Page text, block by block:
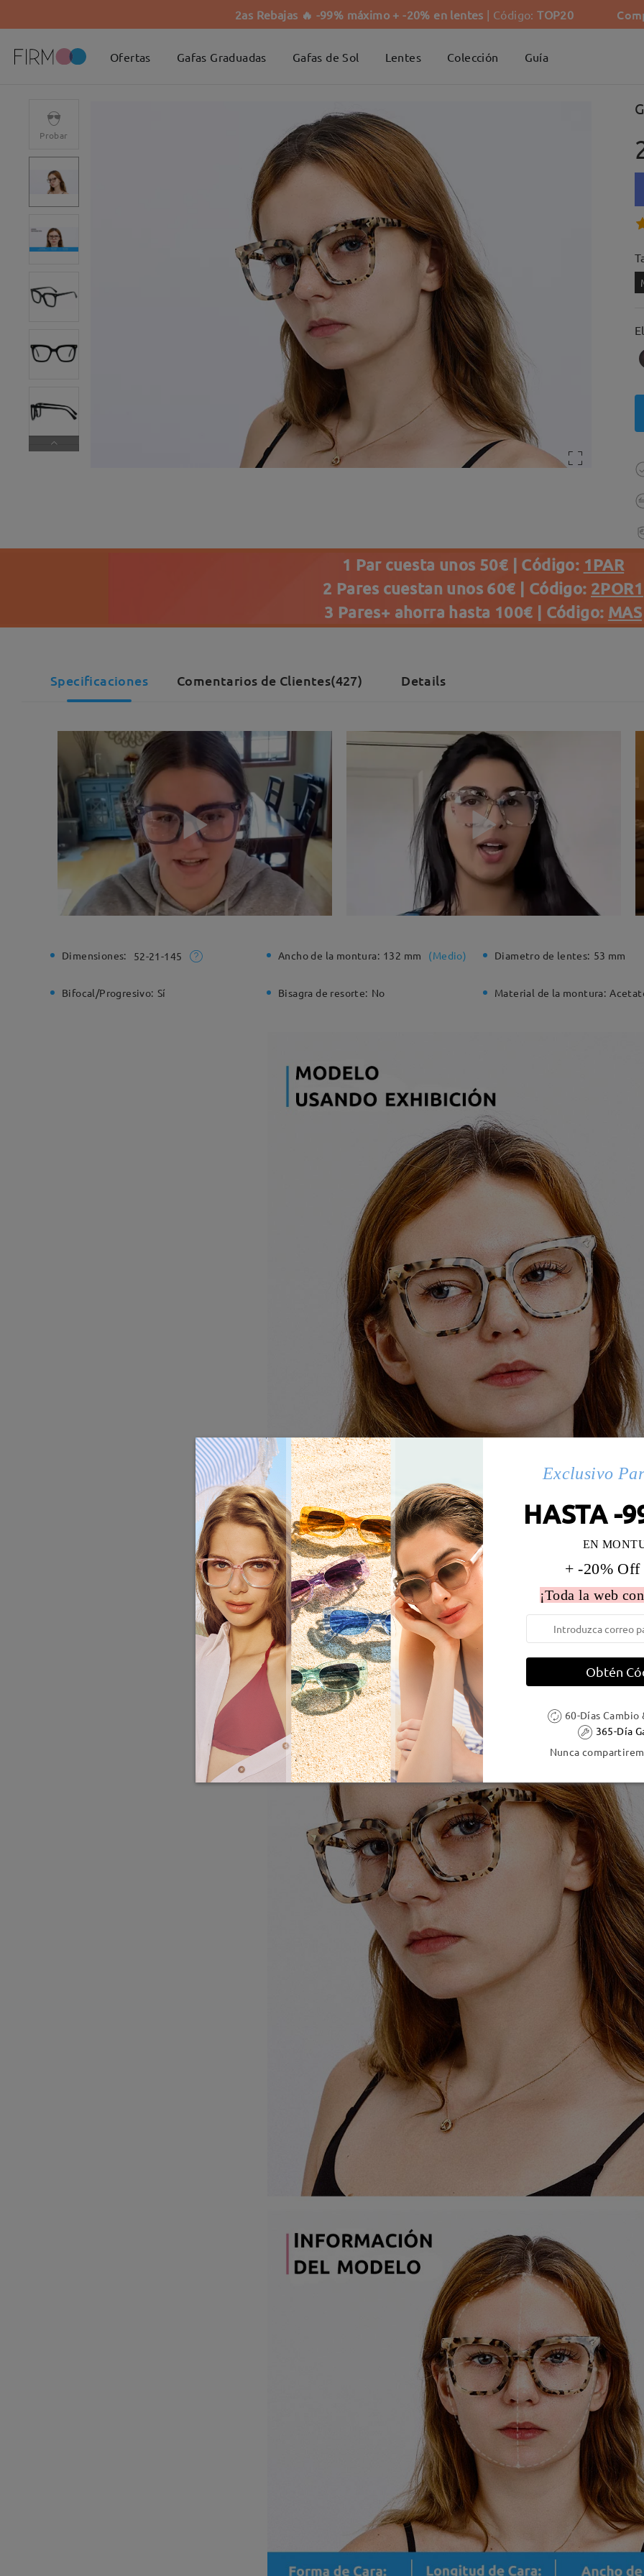
2as Rebajas 🔥 -99% máximo + -20% en lentes | Código:TOP20
Ofertas Gafas Graduadas Gafas de Sol Lentes Colección Guía
Probar
1 Par cuesta unos 50€ | Código: 1PAR
2 Pares cuestan unos 60€ | Código: 2POR1
3 Pares+ ahorra hasta 100€ | Código: MAS
Specificaciones Comentarios de Clientes(427) Details
Dimensiones: 52-21-145 Ancho de la montura: 132 mm (Medio) Diametro de lentes: 53 mm
Bifocal/Progresivo: Sí Bisagra de resorte: No Material de la montura:
Exclusivo
HASTA -
EN
+ -20% Off
¡Toda la web
Obtén
60-Días
365-Día
Nunca